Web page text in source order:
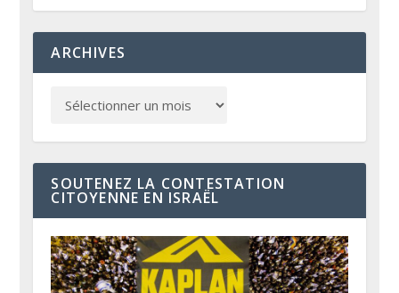
ARCHIVES
SOUTENEZ LA CONTESTATION
CITOYENNE EN ISRAËL